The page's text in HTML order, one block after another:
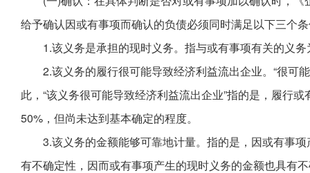
给予确认因或有事项而确认的负债必须同时满足以下三个
1.该义务是承担的现时义务。指与或有事项有关的义
2.该义务的履行很可能导致经济利益流出企业。“很可
此，“该义务很可能导致经济利益流出企业”指的是，履行
50%，但尚未达到基本确定的程度。
3.该义务的金额能够可靠地计量。指的是，因或有事
有不确定性，因而或有事项产生的现时义务的金额也具有